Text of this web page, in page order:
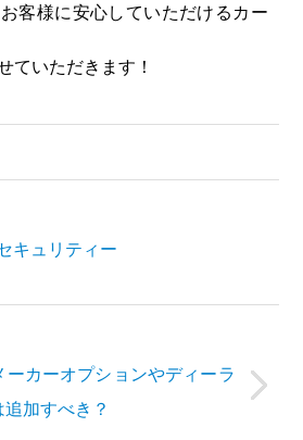
客様に安心していただけるカー
ていただきます！
キュリティー
ーカーオプションやディーラ
加すべき？